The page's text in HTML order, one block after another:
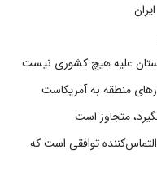
علیه هیچ کشوری نیست
منطقه به آمریکاست
متجاوز است
توافقی است که